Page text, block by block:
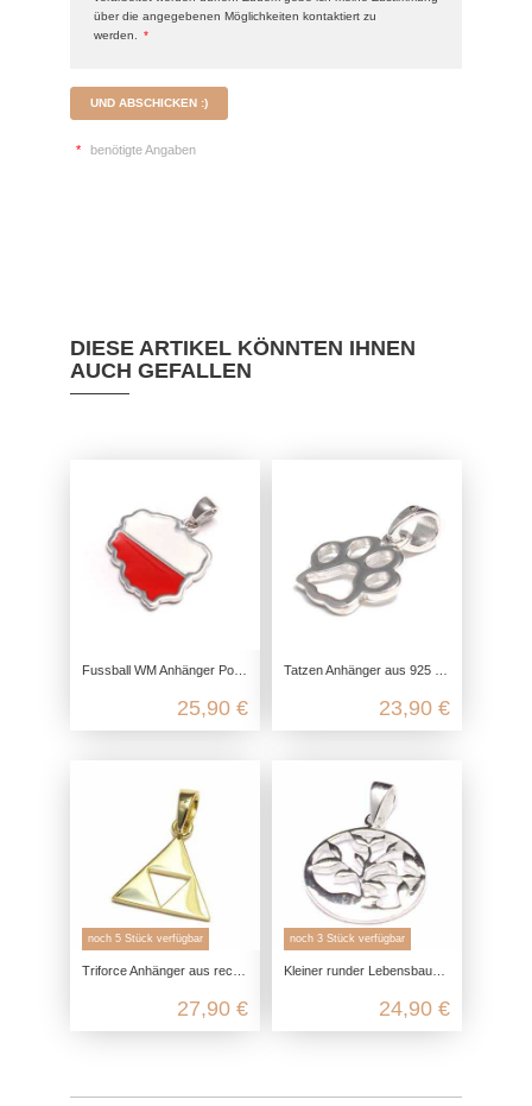
über die angegebenen Möglichkeiten kontaktiert zu
werden.
*
UND ABSCHICKEN :)
* benötigte Angaben
DIESE ARTIKEL KÖNNTEN IHNEN
AUCH GEFALLEN
Fussball WM Anhänger Polen aus 925 Sterling Silber
25,90 €
Tatzen Anhänger aus 925 Sterling Silber
23,90 €
noch 5 Stück verfügbar
Triforce Anhänger aus recyceltem 925 Sterling Silber
27,90 €
noch 3 Stück verfügbar
Kleiner runder Lebensbaum Anhänger aus 925 Sterling Silber
24,90 €